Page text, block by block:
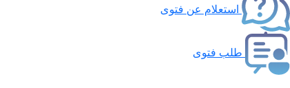
استعلام عن فتوى
طلب فتوى